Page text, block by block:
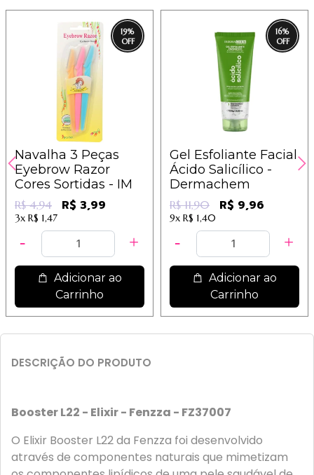
19%
Navalha 3 Peças
Eyebrow Razor
Cores Sortidas - IM
R$ 4,94 R$ 3,99
3x R$ 1,47
Adicionar ao
Carrinho
16%
Gel Esfoliante Facial
Ácido Salicílico -
Dermachem
R$ 11,90 R$ 9,96
9x R$ 1,40
Adicionar ao
Carrinho
DESCRIÇÃO DO PRODUTO
Booster L22 - Elixir - Fenzza - FZ37007
O Elixir Booster L22 da Fenzza foi desenvolvido
através de componentes naturais que mimetizam